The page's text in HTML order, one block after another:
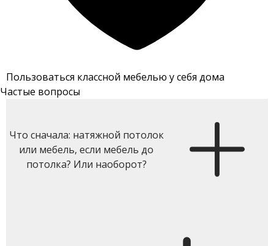
Пользоваться классной мебелью у себя дома
Частые вопросы
Что сначала: натяжной потолок
или мебель, если мебель до
потолка? Или наоборот?